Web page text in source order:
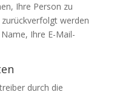
Ihre Person zu
werden
Ihre E-Mail-
durch die